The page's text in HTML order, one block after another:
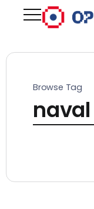
Browse Tag
naval